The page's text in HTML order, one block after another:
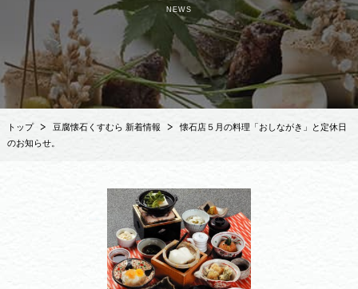
NEWS
トップ 豆腐懐石くすむら 新着情報
懐石店５月の料理「おしながき」と定休日
のお知らせ。